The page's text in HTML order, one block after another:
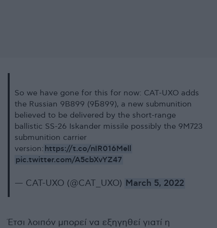
So we have gone for this for now: CAT-UXO adds
the Russian 9B899 (9Б899), a new submunition
believed to be delivered by the short-range
ballistic SS-26 Iskander missile possibly the 9M723
submunition carrier
version: https://t.co/nIR016Mell
pic.twitter.com/A5cbXvYZ47
— CAT-UXO (@CAT_UXO) March 5, 2022
Έτσι λοιπόν μπορεί να εξηγηθεί γιατί η